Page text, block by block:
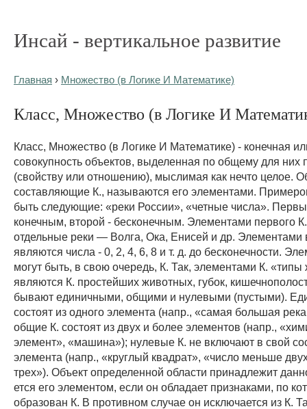
Инсай - вертикальное развитие
Главная › Множество (в Логике И Математике)
Класс, Множество (в Логике И
Класс, Множество (в Логике И Математике) - конеч­ная
совокупность объектов, выделенная по об­щему для них
(свойству или отношению), мыслимая как нечто целое.
составляющие К., называются его элемента­ми.
быть следующие: «реки России», «чет­ные числа».
конечным, второй - бесконечным. Элементами первого
отдельные реки — Волга, Ока, Енисей и др. Элементами
являются числа - 0, 2, 4, 6, 8 и т. д. до бесконечности.
могут быть, в свою очередь, К. Так, элементами К.
являются К. простейших жи­вотных, губок,
бывают единичны­ми, общими и нулевыми (пустыми).
состоят из одного элемента (напр., «самая большая
общие К. состоят из двух и более элементов (напр.,
элемент», «машина»); нулевые К. не включают в свой
эле­мента (напр., «круглый квадрат», «число меньше
трех»). Объект определенной области принадлежит
ется его элементом, если он обладает признаками, по
образован К. В противном случае он исключается из К.